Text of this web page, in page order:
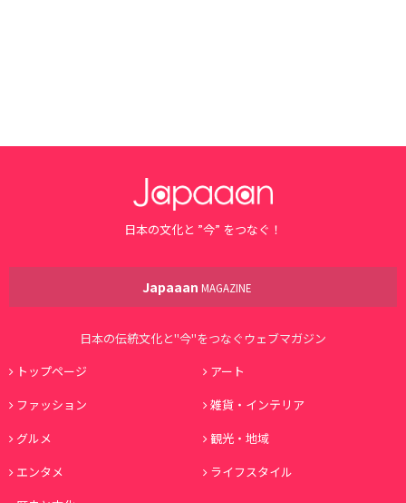
日本の文化と ”今” をつなぐ！
Japaaan MAGAZINE
日本の伝統文化と"今"をつなぐウェブマガジン
トップページ
アート
ファッション
雑貨・インテリア
グルメ
観光・地域
エンタメ
ライフスタイル